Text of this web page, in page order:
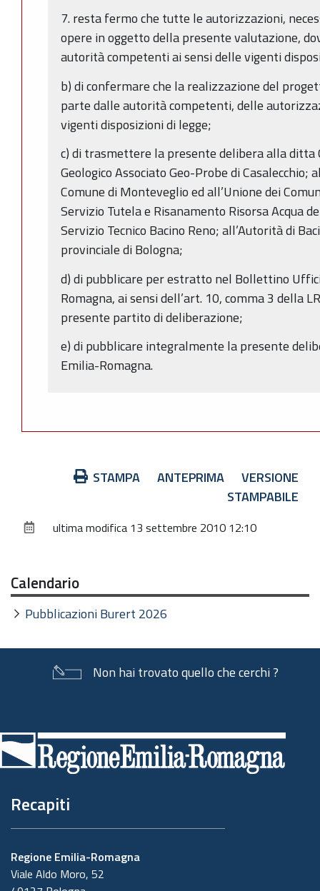
7. resta fermo che tutte le autorizzazioni,
opere in oggetto della presente valutazione,
autorità competenti ai sensi delle vigenti
b) di confermare che la realizzazione del
parte dalle autorità competenti, delle
vigenti disposizioni di legge;
c) di trasmettere la presente delibera alla ditta
Geologico Associato Geo-Probe di Casalecchio;
Comune di Monteveglio ed all’Unione dei
Servizio Tutela e Risanamento Risorsa Acqua
Servizio Tecnico Bacino Reno; all’Autorità di
provinciale di Bologna;
d) di pubblicare per estratto nel Bollettino
Romagna, ai sensi dell’art. 10, comma 3 della
presente partito di deliberazione;
e) di pubblicare integralmente la presente
Emilia-Romagna.
STAMPA ANTEPRIMA
VERSIONE
STAMPABILE
ultima modifica 13 settembre 2010 12:10
Calendario
Pubblicazioni Burert 2026
Non hai trovato quello che cerchi ?
di
pagina
Recapiti
Regione Emilia-Romagna
Viale Aldo Moro, 52